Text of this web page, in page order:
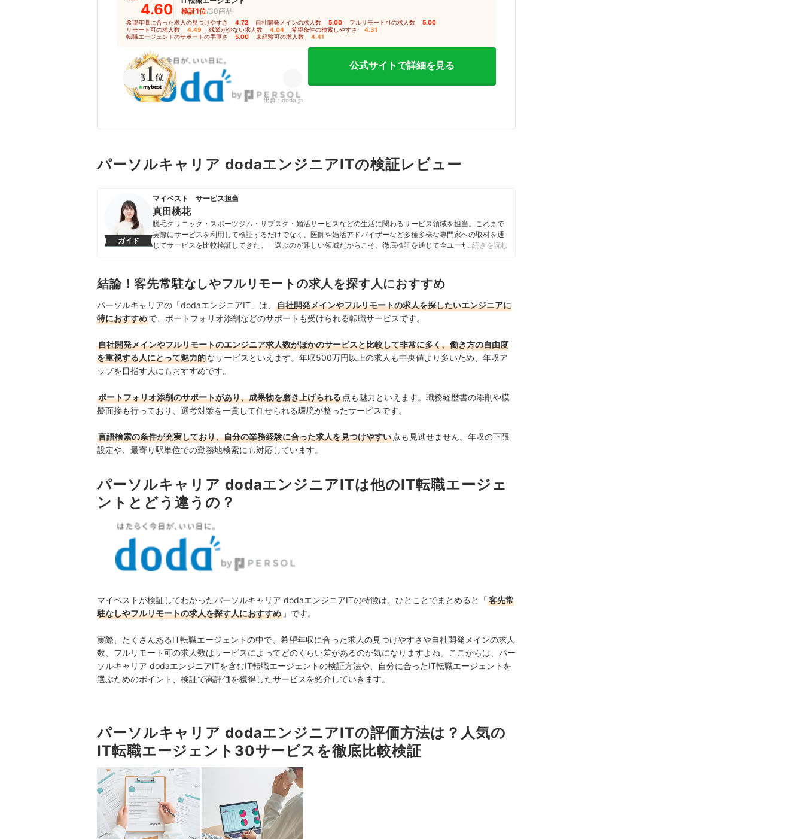
4.60
検証1位/30商品
希望年収に合った求人の見つけやすさ 4.72 自社開発メインの求人数 5.00 フルリモート可の求人数 5.00
リモート可の求人数 4.49 残業が少ない求人数 4.04 希望条件の検索しやすさ 4.31
転職エージェントのサポートの手厚さ 5.00 未経験可の求人数 4.41
出典：doda.jp
公式サイトで詳細を見る
パーソルキャリア dodaエンジニアITの検証レビュー
ガイド
マイベスト サービス担当
真田桃花
脱毛クリニック・スポーツジム・サブスク・婚活サービスなどの生活に関わるサービス領域を担当。これまで
実際にサービスを利用して検証するだけでなく、医師や婚活アドバイザーなど多種多様な専門家への取材を通
じてサービスを比較検証してきた。「選ぶのが難しい領域だからこそ、徹底検証を通じて全ユーザーが選びや
…続きを読む
結論！客先常駐なしやフルリモートの求人を探す人におすすめ
パーソルキャリアの「dodaエンジニアIT」は、
自社開発メインやフルリモートの求人を探したいエンジニアに
特におすすめで、ポートフォリオ添削などのサポートも受けられる転職サービスです。
自社開発メインやフルリモートのエンジニア求人数がほかのサービスと比較して非常に多く、働き方の自由度
を重視する人にとって魅力的なサービスといえます。年収500万円以上の求人も中央値より多いため、年収ア
ップを目指す人にもおすすめです。
ポートフォリオ添削のサポートがあり、成果物を磨き上げられる 点も魅力といえます。職務経歴書の添削や模
擬面接も行っており、選考対策を一貫して任せられる環境が整ったサービスです。
言語検索の条件が充実しており、自分の業務経験に合った求人を見つけやすい 点も見逃せません。年収の下限
設定や、最寄り駅単位での勤務地検索にも対応しています。
パーソルキャリア dodaエンジニアITは他のIT転職エージェ
ントとどう違うの？
マイベストが検証してわかったパーソルキャリア dodaエンジニアITの特徴は、ひとことでまとめると「客先常
駐なしやフルリモートの求人を探す人におすすめ 」です。
実際、たくさんあるIT転職エージェントの中で、希望年収に合った求人の見つけやすさや自社開発メインの求人
数、フルリモート可の求人数はサービスによってどのくらい差があるのか気になりますよね。ここからは、パー
ソルキャリア dodaエンジニアITを含むIT転職エージェントの検証方法や、自分に合ったIT転職エージェントを
選ぶためのポイント、検証で高評価を獲得したサービスを紹介していきます。
パーソルキャリア dodaエンジニアITの評価方法は？人気の
IT転職エージェント30サービスを徹底比較検証